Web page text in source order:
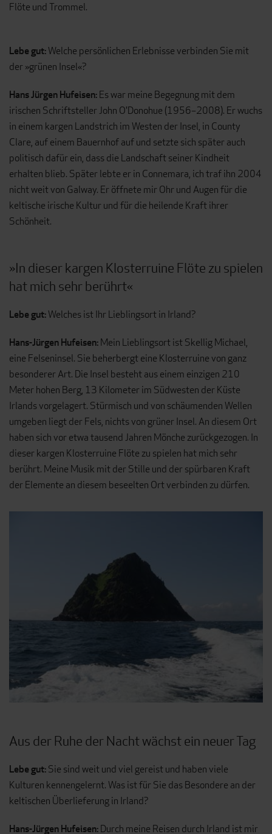
Flöte und Trommel.
Lebe gut:Welche persönlichen Erlebnisse verbinden Sie mit
der »grünen Insel«?
Hans Jürgen Hufeisen:Es war meine Begegnung mit dem
irischen Schriftsteller John O'Donohue (1956–2008). Er wuchs
in einem kargen Landstrich im Westen der Insel, in County
Clare, auf einem Bauernhof auf und setzte sich später auch
politisch dafür ein, dass die Landschaft seiner Kindheit
erhalten blieb. Später lebte er in Connemara, ich traf ihn 2004
nicht weit von Galway. Er öffnete mir Ohr und Augen für die
keltische irische Kultur und für die heilende Kraft ihrer
Schönheit.
»In dieser kargen Klosterruine Flöte zu spielen
hat mich sehr berührt«
Lebe gut:Welches ist Ihr Lieblingsort in Irland?
Hans-Jürgen Hufeisen:Mein Lieblingsort ist Skellig Michael,
eine Felseninsel. Sie beherbergt eine Klosterruine von ganz
besonderer Art. Die Insel besteht aus einem einzigen 210
Meter hohen Berg, 13 Kilometer im Südwesten der Küste
Irlands vorgelagert. Stürmisch und von schäumenden Wellen
umgeben liegt der Fels, nichts von grüner Insel. An diesem Ort
haben sich vor etwa tausend Jahren Mönche zurückgezogen. In
dieser kargen Klosterruine Flöte zu spielen hat mich sehr
berührt. Meine Musik mit der Stille und der spürbaren Kraft
der Elemente an diesem beseelten Ort verbinden zu dürfen.
Aus der Ruhe der Nacht wächst ein neuer Tag
Lebe gut:Sie sind weit und viel gereist und haben viele
Kulturen kennengelernt. Was ist für Sie das Besondere an der
keltischen Überlieferung in Irland?
Hans-Jürgen Hufeisen:Durch meine Reisen durch Irland ist mir